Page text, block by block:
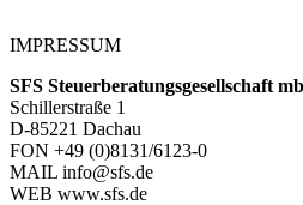
IMPRESSUM
SFS Steuerberatungsgesellschaft
Schillerstraße 1
D-85221 Dachau
FON +49 (0)8131/6123-0
MAIL info@sfs.de
WEB www.sfs.de